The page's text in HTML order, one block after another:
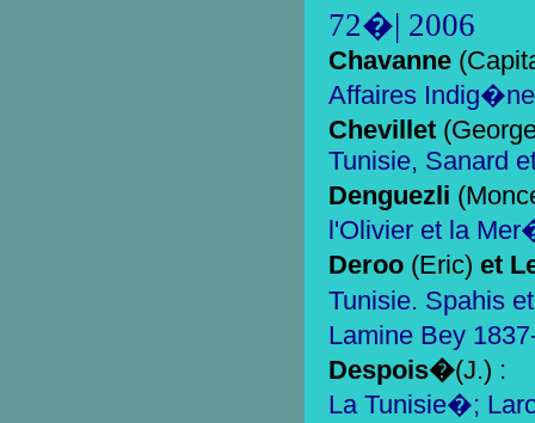
72�| 2006
Chavanne
Affaires
Chevillet
Tunisie, Sanard
Denguezli
l'Olivier et la
Deroo (Eric) et
Tunisie. Spahis
Lamine Bey
Despois�(J.) :
La Tunisie�;